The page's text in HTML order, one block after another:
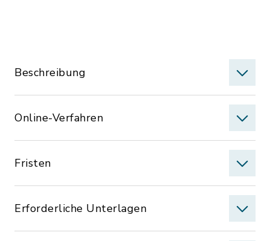
Beschreibung
Online-Verfahren
Fristen
Erforderliche Unterlagen